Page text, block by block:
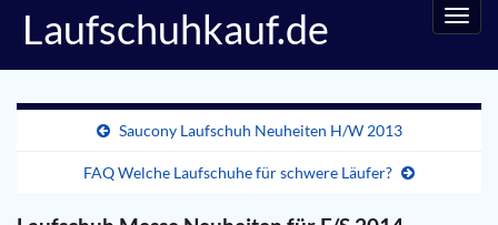
Laufschuhkauf.de
Saucony Laufschuh Neuheiten H/W 2013
FAQ Welche Laufschuhe für schwere Läufer?